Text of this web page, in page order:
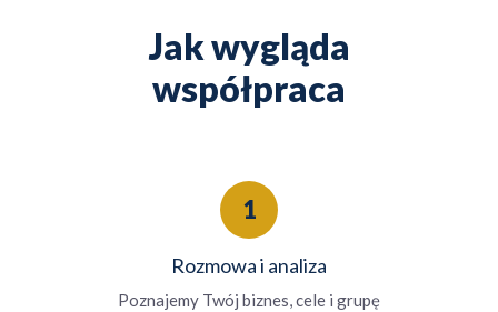
Jak wygląda
współpraca
1
Rozmowa i analiza
Poznajemy Twój biznes, cele i grupę